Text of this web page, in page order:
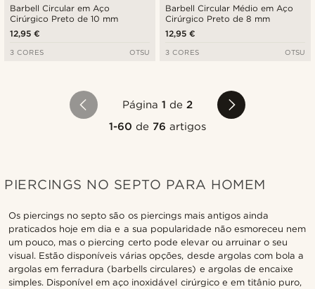
Barbell Circular em Aço
Cirúrgico Preto de 10 mm
12,95 €
3 CORES OTSU
Barbell Circular Médio em Aço
Cirúrgico Preto de 8 mm
12,95 €
3 CORES OTSU
Página 1 de2
1-60 de 76 artigos
PIERCINGS NO SEPTO PARA HOMEM
Os piercings no septo são os piercings mais antigos ainda
praticados hoje em dia e a sua popularidade não esmoreceu nem
um pouco, mas o piercing certo pode elevar ou arruinar o seu
visual. Estão disponíveis várias opções, desde argolas com bola a
argolas em ferradura (barbells circulares) e argolas de encaixe
simples. Disponível em aço inoxidável cirúrgico e em titânio puro,